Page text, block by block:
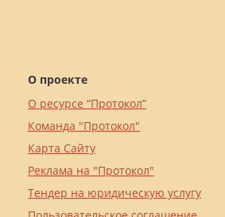
О проекте
О ресурсе “Протокол”
Команда "Протокол"
Карта Сайту
Реклама на "Протокол"
Тендер на юридическую услугу